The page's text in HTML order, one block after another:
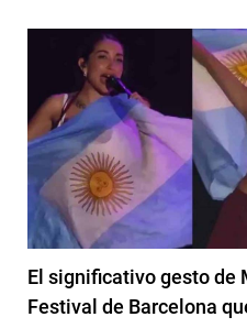
El significativo gesto de
Festival de Barcelona